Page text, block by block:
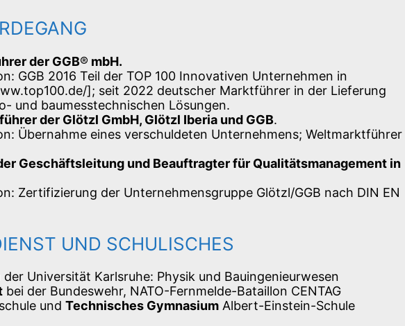
der GGB® mbH.
GGB 2016 Teil der TOP 100 Innovativen Unternehmen in
]; seit 2022 deutscher Marktführer in der Lieferung
und baumesstechnischen Lösungen.
der Glötzl GmbH, Glötzl Iberia und GGB.
Übernahme eines verschuldeten Unternehmens; Weltmarktführer
Geschäftsleitung und Beauftragter für Qualitätsmanagement in
Zertifizierung der Unternehmensgruppe Glötzl/GGB nach DIN EN
UND SCHULISCHES
der Universität Karlsruhe: Physik und Bauingenieurwesen
bei der Bundeswehr, NATO-Fernmelde-Bataillon CENTAG
undTechnisches Gymnasium Albert-Einstein-Schule